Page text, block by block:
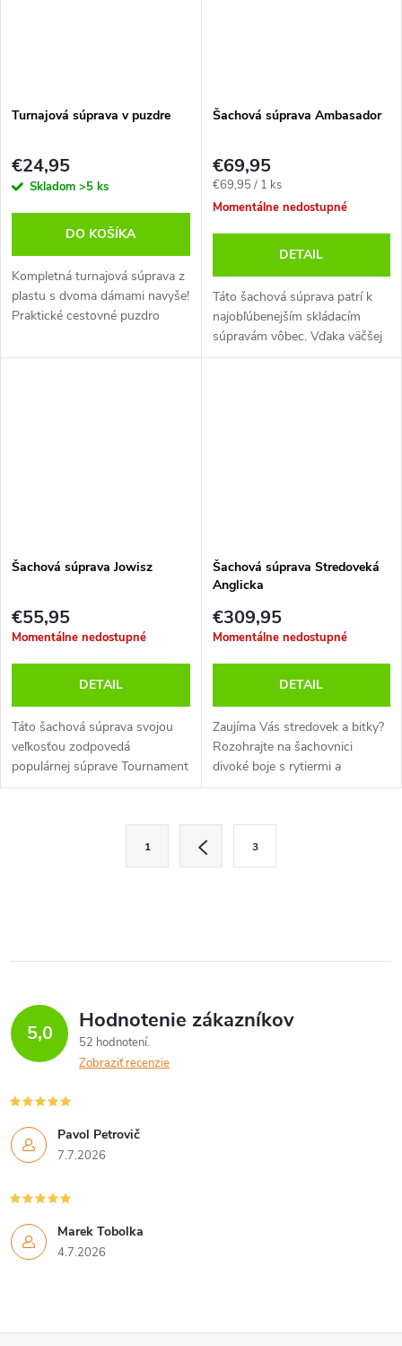
Turnajová súprava v puzdre
€24,95
Skladom >5 ks
DO KOŠÍKA
Kompletná turnajová súprava z
plastu s dvoma dámami navyše!
Praktické cestovné puzdro
prenášanie. Vďaka dostatočnej
Šachová súprava Ambasador
€69,95
Jednotková
cena:
€69,95 / 1 ks
Momentálne nedostupné
DETAIL
Táto šachová súprava patrí k
najobľúbenejším skládacím
súpravám vôbec. Vďaka väčšej
veľkosti (výška kráľa takmer 11
Šachová súprava Jowisz
€55,95
Momentálne nedostupné
DETAIL
Táto šachová súprava svojou
veľkosťou zodpovedá
populárnej súprave Tournament
4. Figúrky typu Staunton sú
javorového dreva a pre lepší
Šachová súprava Stredoveká
Anglicka
€309,95
Momentálne nedostupné
DETAIL
Zaujíma Vás stredovek a bitky?
Rozohrajte na šachovnici
divoké boje s rytiermi a
jazdcami. Môžete sa spoľahnúť
opevnenie (veže). Táto ručne
maľovaná...
a
c
i
e
p
r
v
k
k
v
a
n
e
1 3
5,0 Hodnotenie zákazníkov
52 hodnotení
Zobraziť recenzie
Pavol Petrovič
7.7.2026
Marek Tobolka
4.7.2026